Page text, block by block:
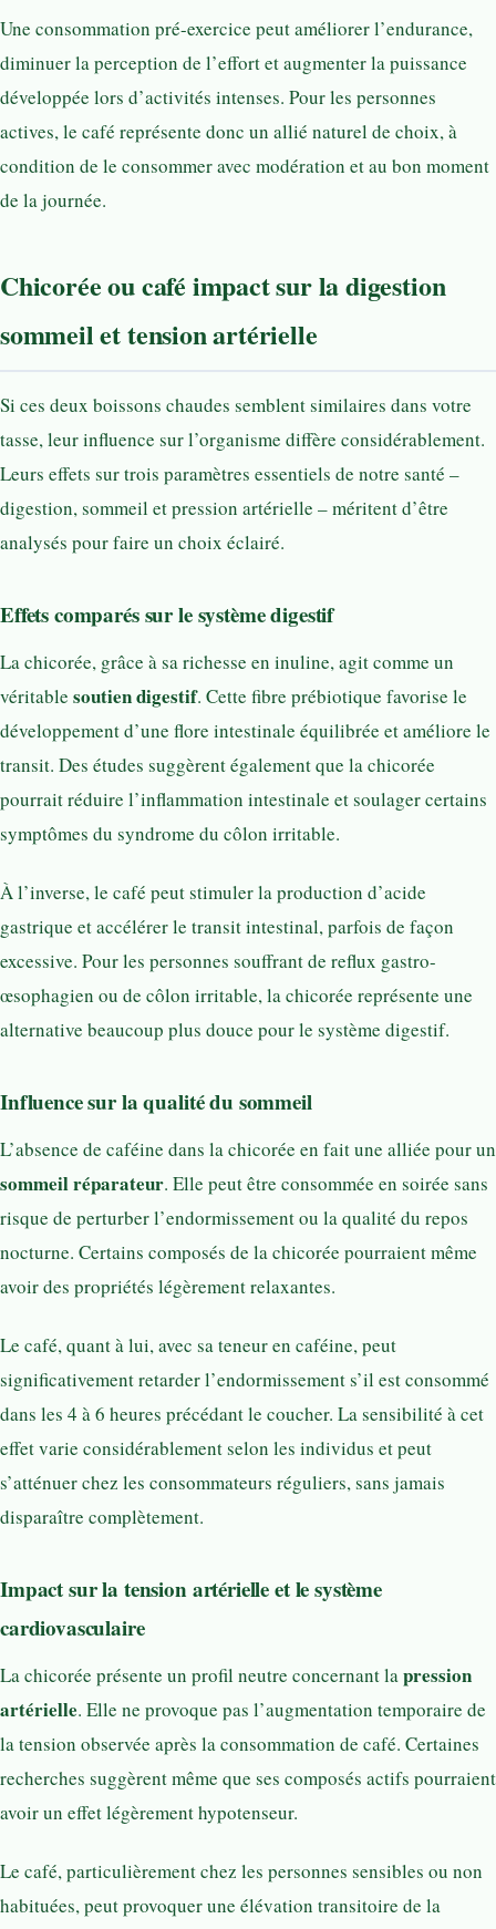
Une consommation pré-exercice peut améliorer l’endurance,
diminuer la perception de l’effort et augmenter la puissance
développée lors d’activités intenses. Pour les personnes
actives, le café représente donc un allié naturel de choix, à
condition de le consommer avec modération et au bon moment
de la journée.
Chicorée ou café impact sur la digestion
sommeil et tension artérielle
Si ces deux boissons chaudes semblent similaires dans votre
tasse, leur influence sur l’organisme diffère considérablement.
Leurs effets sur trois paramètres essentiels de notre santé –
digestion, sommeil et pression artérielle – méritent d’être
analysés pour faire un choix éclairé.
Effets comparés sur le système digestif
La chicorée, grâce à sa richesse en inuline, agit comme un
véritable soutien digestif. Cette fibre prébiotique favorise le
développement d’une flore intestinale équilibrée et améliore le
transit. Des études suggèrent également que la chicorée
pourrait réduire l’inflammation intestinale et soulager certains
symptômes du syndrome du côlon irritable.
À l’inverse, le café peut stimuler la production d’acide
gastrique et accélérer le transit intestinal, parfois de façon
excessive. Pour les personnes souffrant de reflux gastro-
œsophagien ou de côlon irritable, la chicorée représente une
alternative beaucoup plus douce pour le système digestif.
Influence sur la qualité du sommeil
L’absence de caféine dans la chicorée en fait une alliée pour un
sommeil réparateur. Elle peut être consommée en soirée sans
risque de perturber l’endormissement ou la qualité du repos
nocturne. Certains composés de la chicorée pourraient même
avoir des propriétés légèrement relaxantes.
Le café, quant à lui, avec sa teneur en caféine, peut
significativement retarder l’endormissement s’il est consommé
dans les 4 à 6 heures précédant le coucher. La sensibilité à cet
effet varie considérablement selon les individus et peut
s’atténuer chez les consommateurs réguliers, sans jamais
disparaître complètement.
Impact sur la tension artérielle et le système
cardiovasculaire
La chicorée présente un profil neutre concernant lapression
artérielle. Elle ne provoque pas l’augmentation temporaire de
la tension observée après la consommation de café. Certaines
recherches suggèrent même que ses composés actifs pourraient
avoir un effet légèrement hypotenseur.
Le café, particulièrement chez les personnes sensibles ou non
habituées, peut provoquer une élévation transitoire de la